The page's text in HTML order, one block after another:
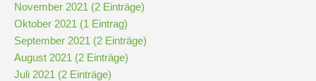
Infos
für
Viertklässler
November 2021 (2 Einträge)
Oktober 2021 (1 Eintrag)
September 2021 (2 Einträge)
August 2021 (2 Einträge)
Juli 2021 (2 Einträge)